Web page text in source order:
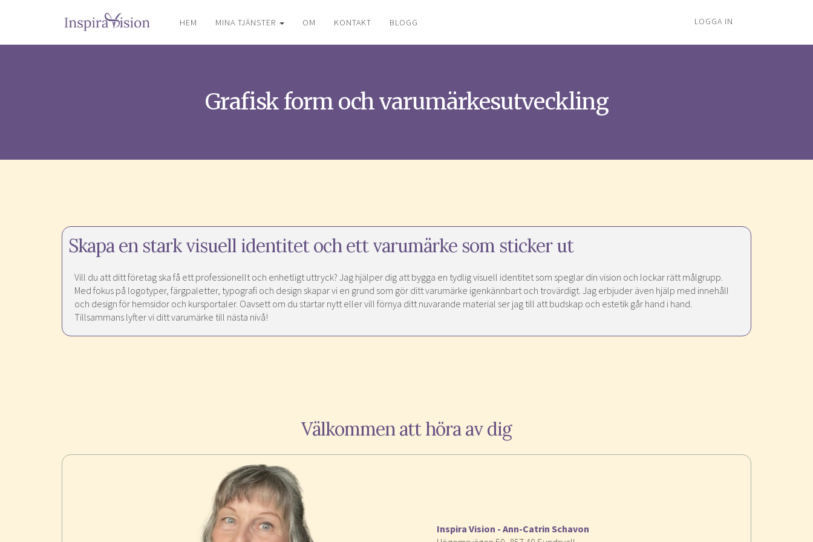
HEM MINA TJÄNSTER OM KONTAKT BLOGG LOGGA IN
Grafisk form och varumärkesutveckling
Skapa en stark visuell identitet och ett varumärke som sticker ut
Vill du att ditt företag ska få ett professionellt och enhetligt uttryck? Jag hjälper dig att bygga en tydlig visuell identitet som speglar din vision och lockar rätt målgrupp.
Med fokus på logotyper, färgpaletter, typografi och design skapar vi en grund som gör ditt varumärke igenkännbart och trovärdigt. Jag erbjuder även hjälp med innehåll
och design för hemsidor och kursportaler. Oavsett om du startar nytt eller vill förnya ditt nuvarande material ser jag till att budskap och estetik går hand i hand.
Tillsammans lyfter vi ditt varumärke till nästa nivå!
Välkommen att höra av dig
Inspira Vision - Ann-Catrin Schavon